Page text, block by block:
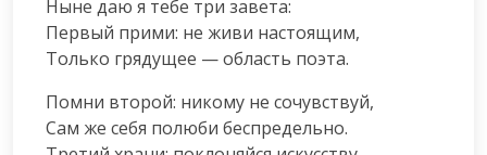
Ныне даю я тебе три завета:
Первый прими: не живи настоящим,
Только грядущее — область поэта.
Помни второй: никому не сочувствуй,
Сам же себя полюби беспредельно.